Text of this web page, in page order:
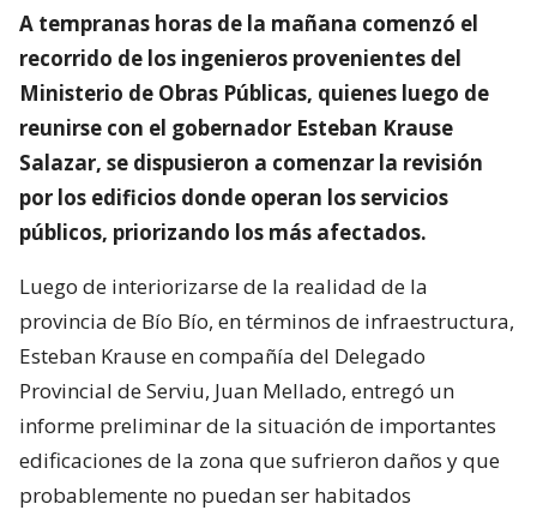
A tempranas horas de la mañana comenzó el
recorrido de los ingenieros provenientes del
Ministerio de Obras Públicas, quienes luego de
reunirse con el gobernador Esteban Krause
Salazar, se dispusieron a comenzar la revisión
por los edificios donde operan los servicios
públicos, priorizando los más afectados.
Luego de interiorizarse de la realidad de la
provincia de Bío Bío, en términos de infraestructura,
Esteban Krause en compañía del Delegado
Provincial de Serviu, Juan Mellado, entregó un
informe preliminar de la situación de importantes
edificaciones de la zona que sufrieron daños y que
probablemente no puedan ser habitados